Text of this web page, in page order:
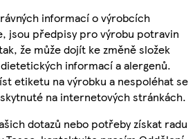
informací o výrobcích
jsou předpisy pro výrobu potravin
že může dojít ke změně složek
informací a alergenů.
etiketu na výrobku a nespoléhat se
na internetových stránkách.
dotazů nebo potřeby získat radu